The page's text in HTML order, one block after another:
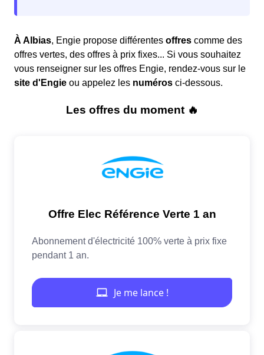
À Albias, Engie propose différentes offres comme des
offres vertes, des offres à prix fixes... Si vous souhaitez
vous renseigner sur les offres Engie, rendez-vous sur le
site d'Engie ou appelez les numéros ci-dessous.